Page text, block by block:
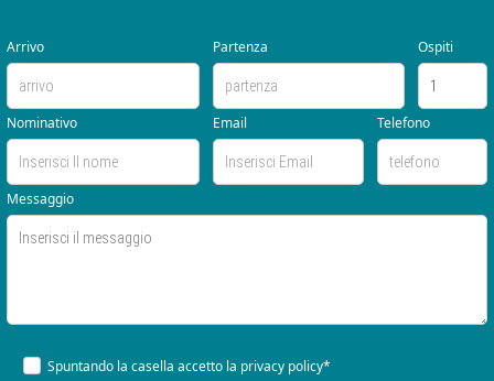
Arrivo Partenza Ospiti
Nominativo Email Telefono
Messaggio
Spuntando la casella accetto la privacy policy*